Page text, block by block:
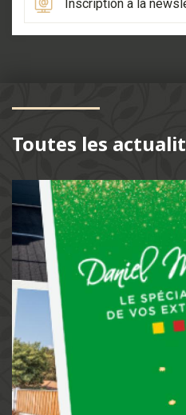
Inscription à la
Toutes les